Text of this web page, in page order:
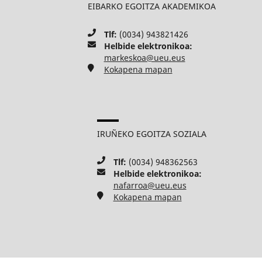
EIBARKO EGOITZA AKADEMIKOA
Tlf: (0034) 943821426
Helbide elektronikoa:
markeskoa@ueu.eus
Kokapena mapan
IRUÑEKO EGOITZA SOZIALA
Tlf: (0034) 948362563
Helbide elektronikoa:
nafarroa@ueu.eus
Kokapena mapan